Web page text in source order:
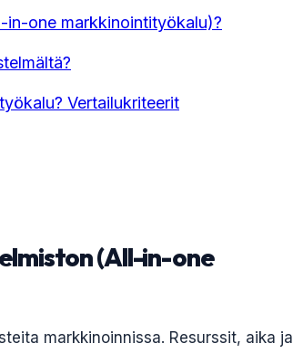
in-one markkinointityökalu)?
Vertailukriteerit
(All-in-one
markkinoinnissa. Resurssit, aika ja